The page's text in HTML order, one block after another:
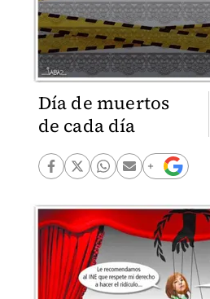
Día de muertos
de cada día